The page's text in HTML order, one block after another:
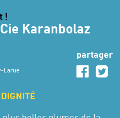
!
Karanbolaz
Larue
partager